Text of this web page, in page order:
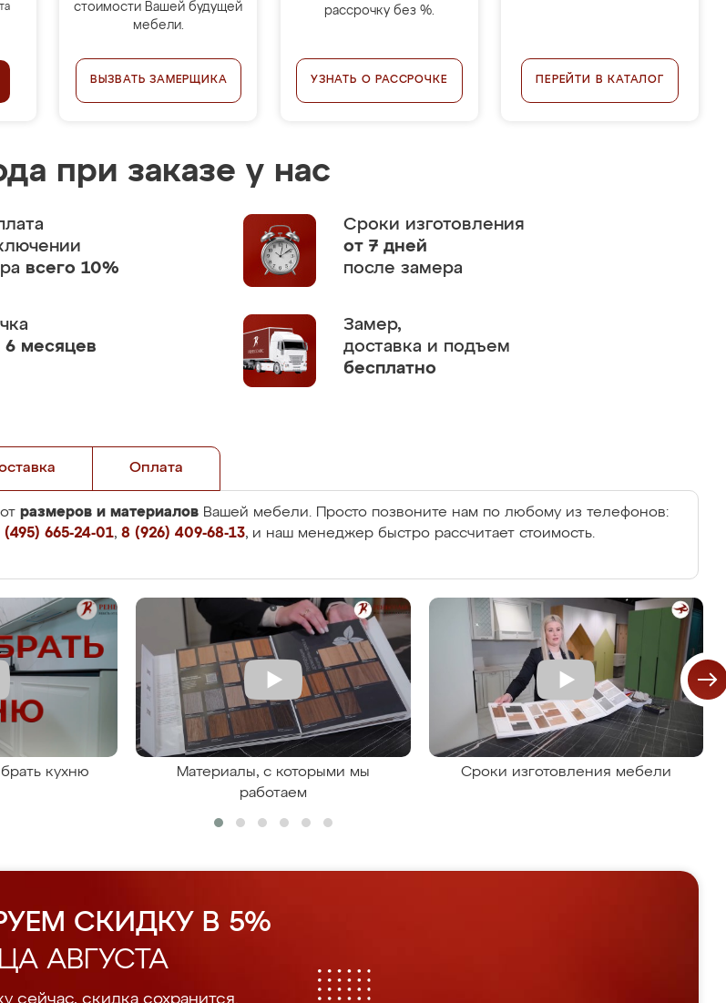
стоимости Вашей будущей
мебели.
ВЫЗВАТЬ ЗАМЕРЩИКА
рассрочку без %.
УЗНАТЬ О РАССРОЧКЕ ПЕРЕЙТИ В КАТАЛОГ
при заказе у нас
всего 10%
Сроки изготовления
от 7 дней
после замера
6 месяцев
Замер,
доставка и подъем
бесплатно
Оплата
размеров и материалов Вашей мебели. Просто позвоните нам по любому из телефонов:
(495) 665-24-01, 8 (926) 409-68-13, и наш менеджер быстро рассчитает стоимость.
кухню
Материалы, с которыми мы
работаем
Сроки изготовления мебели
СКИДКУ В 5%
АВГУСТА
сейчас, скидка сохранится.